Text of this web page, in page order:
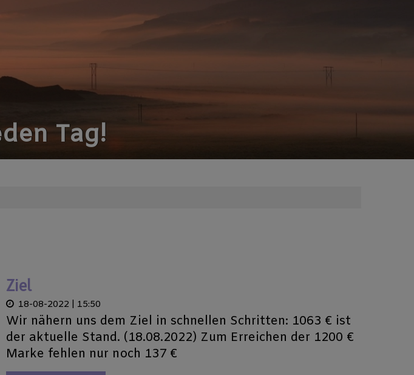
Tag!
Ziel
18-08-2022 | 15:50
Wir nähern uns dem Ziel in schnellen Schritten: 1063 € ist
der aktuelle Stand. (18.08.2022) Zum Erreichen der 1200 €
Marke fehlen nur noch 137 €